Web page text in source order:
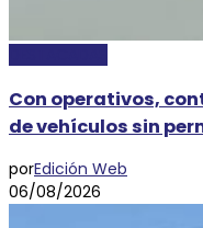
Con operativos,
de vehículos sin
porEdición Web
06/08/2026